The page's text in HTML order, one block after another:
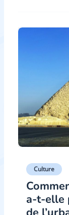
Culture
a-t-elle